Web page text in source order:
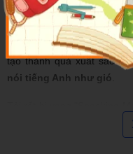
cho những người mới bắt
Hwang Seo Yoon. Chính
năng nói tiếng Anh và sự
tạo thành quả xuất sắc là
nói tiếng Anh như gió
là cuốn sách giúp những
và làm chủ khả năng nói